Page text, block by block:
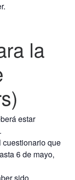
la
estar
cuestionario que
6 de mayo,